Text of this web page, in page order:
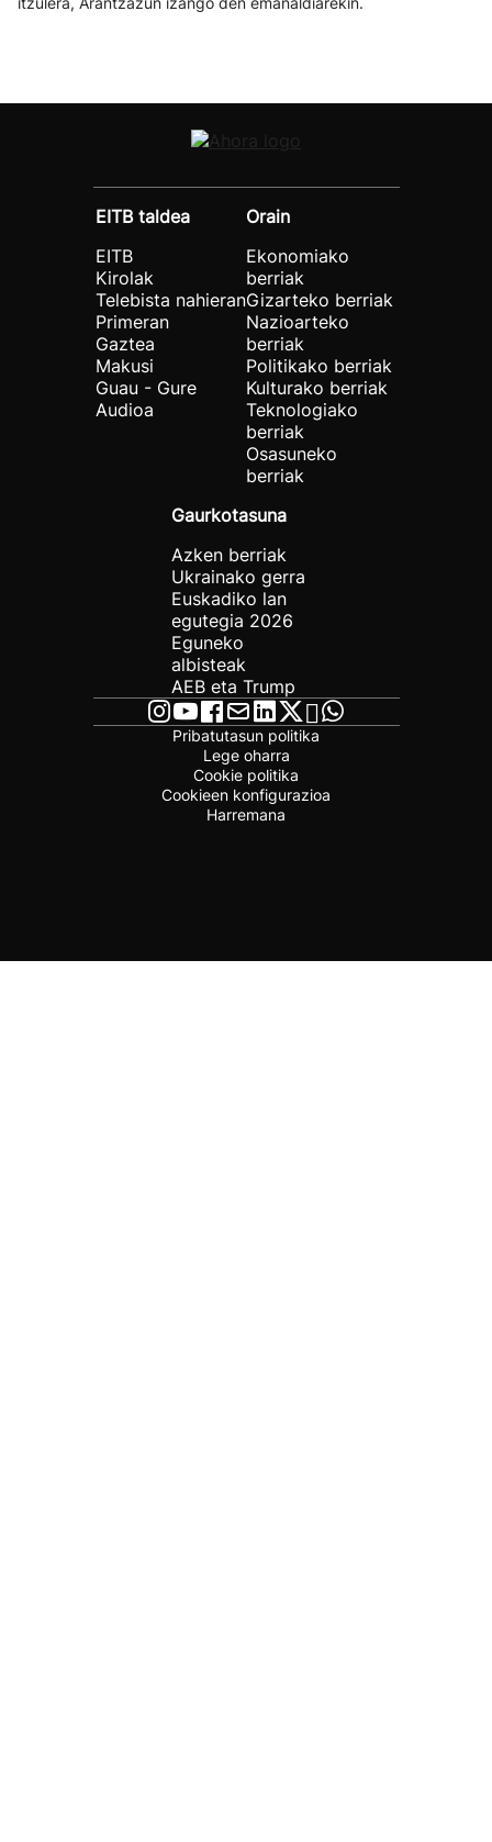
EITB taldea
EITB
Kirolak
Telebista nahieran
Primeran
Gaztea
Makusi
Guau - Gure
Audioa
Orain
Ekonomiako
berriak
Gizarteko berriak
Nazioarteko
berriak
Politikako berriak
Kulturako berriak
Teknologiako
berriak
Osasuneko
berriak
Gaurkotasuna
Azken berriak
Ukrainako gerra
Euskadiko lan
egutegia 2026
Eguneko
albisteak
AEB eta Trump
Pribatutasun politika
Lege oharra
Cookie politika
Cookieen konfigurazioa
Harremana